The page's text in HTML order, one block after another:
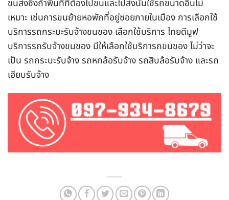
ขนส่งซึ่งถ้าพื้นที่ที่ต้องไปขนและไปส่งนั้นใช้รถขนาดอื่นไม่
เหมาะ เช่นการขนย้ายหอพักที่อยู่ซอยภายในเมือง การเลือกใช้
บริการรถกระบะรับจ้างขนของ เลือกใช้บริการ ไทยดีมูฟ
บริการรถรับจ้างขนของ มีให้เลือกใช้บริการถขนของ ไม่ว่าจะ
เป็น รถกระบะรับจ้าง รถหกล้อรับจ้าง รถสิบล้อรับจ้าง และรถ
เฮียบรับจ้าง